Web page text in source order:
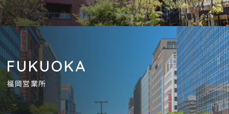
FUKUOKA
福岡営業所